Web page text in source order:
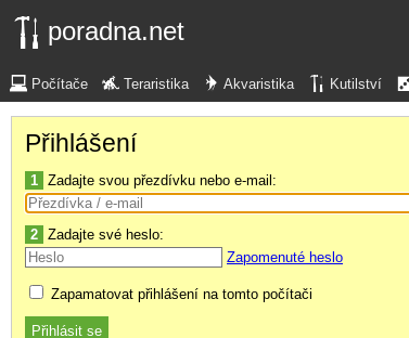
poradna.net
Počítače Teraristika Akvaristika Kutilství
Přihlášení
1 Zadajte svou přezdívku nebo e-mail:
2 Zadajte své heslo:
Zapomenuté heslo
Zapamatovat přihlášení na tomto počítači